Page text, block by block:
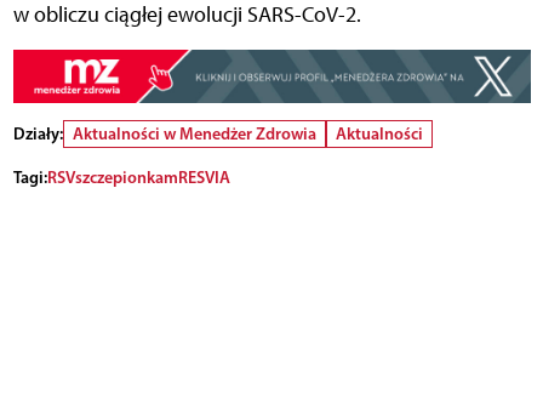
w obliczu ciągłej ewolucji SARS-CoV-2.
Działy: Aktualności w Menedżer Zdrowia
Aktualności
Tagi:RSVszczepionkamRESVIA